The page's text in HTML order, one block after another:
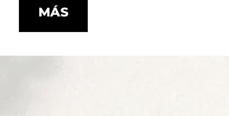
MÁS